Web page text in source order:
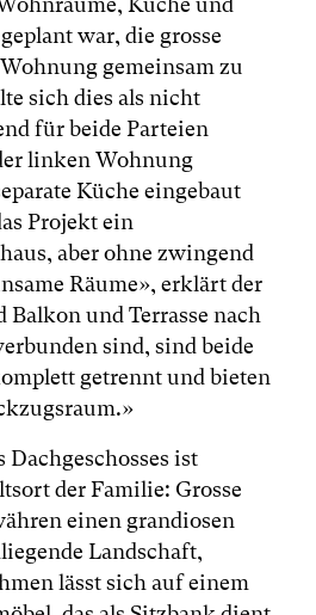
war, die grosse
gemeinsam zu
sich dies als nicht
für beide Parteien
linken Wohnung
Küche eingebaut
Projekt ein
aber ohne zwingend
Räume», erklärt der
Balkon und Terrasse nach
sind, sind beide
getrennt und bieten
ist
der Familie: Grosse
einen grandiosen
Landschaft,
lässt sich auf einem